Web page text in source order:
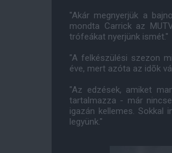
"Akár megnyerjük a
mondta Carrick az
trófeákat nyerjünk ismét."
"A felkészülési szezon
éve, mert azóta az idõk
"Az edzések, amiket
tartalmazza - már
igazán kellemes. Sokkal
legyünk."